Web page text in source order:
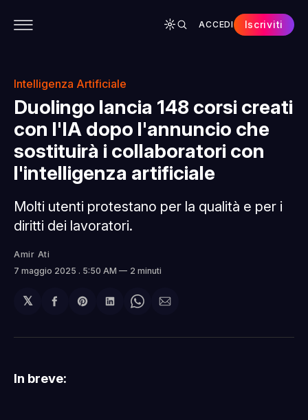
ACCEDI Iscriviti
Intelligenza Artificiale
Duolingo lancia 148 corsi creati
con l'IA dopo l'annuncio che
sostituirà i collaboratori con
l'intelligenza artificiale
Molti utenti protestano per la qualità e per i
diritti dei lavoratori.
Amir Ati
7 maggio 2025 . 5:50 AM 2 minuti
𝕏
Condividi
Facebook
Share
Pinterest
Condividi
LinkedIn
Share
WhatsApp
Condividi
email
In breve: